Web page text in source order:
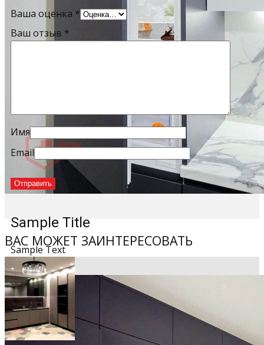
Sample Title
Sample Text
Ваша оценка *
Ваш отзыв *
Имя
Email
ВАС МОЖЕТ ЗАИНТЕРЕСОВАТЬ